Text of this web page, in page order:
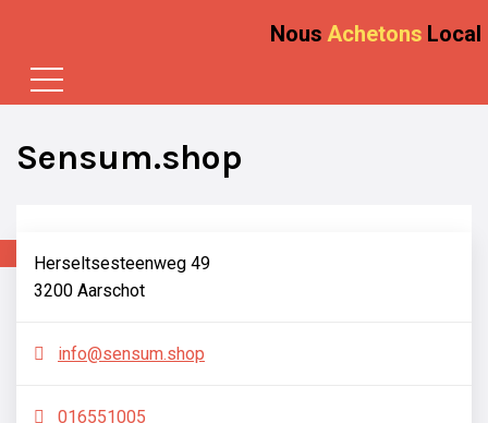
Nous Achetons Local
Sensum.shop
Herseltsesteenweg 49
3200 Aarschot
info@sensum.shop
016551005